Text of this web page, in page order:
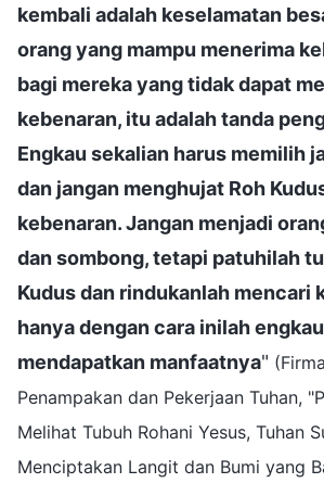
kembali adalah keselamatan
orang yang mampu menerima
bagi mereka yang tidak dapat
kebenaran, itu adalah tanda
Engkau sekalian harus memilih
dan jangan menghujat Roh
kebenaran. Jangan menjadi
dan sombong, tetapi patuhilah
Kudus dan rindukanlah mencari
hanya dengan cara inilah
mendapatkan manfaatnya"
Penampakan dan Pekerjaan Tuhan,
Melihat Tubuh Rohani Yesus, Tuhan
Menciptakan Langit dan Bumi yang